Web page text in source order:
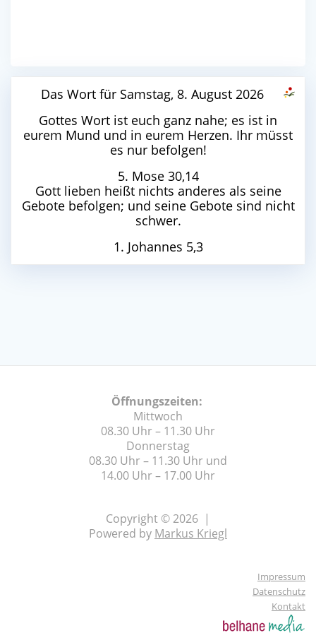
Das Wort für Samstag, 8. August 2026
Gottes Wort ist euch ganz nahe; es ist in
eurem Mund und in eurem Herzen. Ihr müsst
es nur befolgen!
5. Mose 30,14
Gott lieben heißt nichts anderes als seine
Gebote befolgen; und seine Gebote sind nicht
schwer.
1. Johannes 5,3
Öffnungszeiten:
Mittwoch
08.30 Uhr – 11.30 Uhr
Donnerstag
08.30 Uhr – 11.30 Uhr und
14.00 Uhr – 17.00 Uhr
Copyright © 2026 |
Powered by Markus Kriegl
Impressum
Datenschutz
Kontakt